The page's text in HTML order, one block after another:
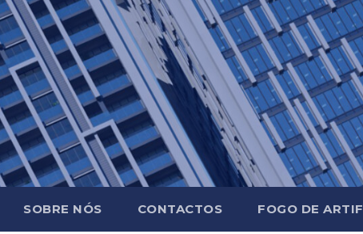
SOBRE NÓS CONTACTOS FOGO DE